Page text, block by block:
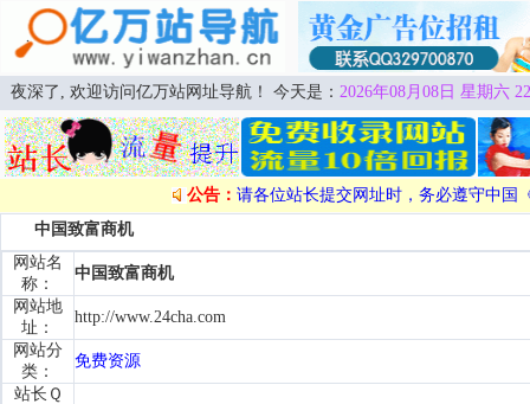
夜深了, 欢迎访问亿万站网址导航！ 今天是： 2026年08月08日 星期六
公告： 请各位站长提交网址时，务必遵守中国
中国致富商机
网站名
称：
中国致富商机
网站地
址：
http://www.24cha.com
网站分
类：
免费资源
站长Ｑ